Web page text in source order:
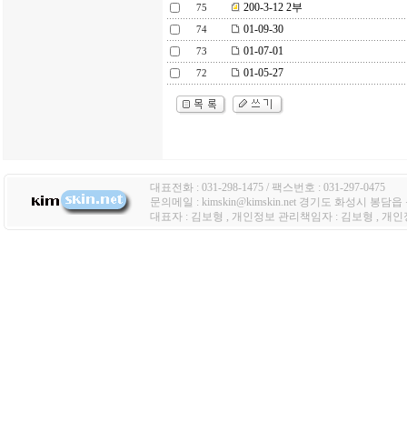
75 200-3-12 2부
74 01-09-30
73 01-07-01
72 01-05-27
대표전화 : 031-298-1475 / 팩스번호 : 031-297-0475
문의메일 : kimskin@kimskin.net 경기도 화성시 봉담
대표자 : 김보형 , 개인정보 관리책임자 : 김보형 , 개